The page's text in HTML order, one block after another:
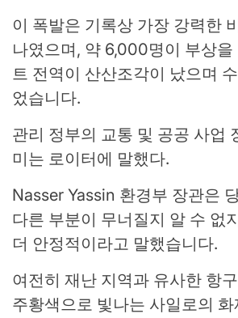
이 폭발은 기록상 가장 강력한
나였으며, 약 6,000명이 부상을
트 전역이 산산조각이 났으며
었습니다.
관리 정부의 교통 및 공공 사업
미는 로이터에 말했다.
Nasser Yassin 환경부 장관은
다른 부분이 무너질지 알 수 없
더 안정적이라고 말했습니다.
여전히 재난 지역과 유사한 항
주황색으로 빛나는 사일로의 화